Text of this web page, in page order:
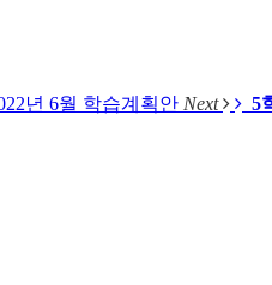
년 6월 학습계획안 Next 5